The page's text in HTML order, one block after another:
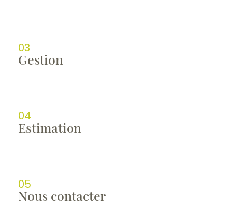
03
gestion
04
estimation
05
nous contacter